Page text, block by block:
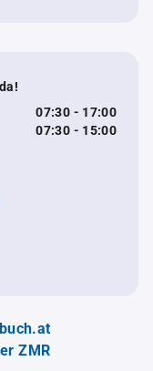
07:30 - 17:00
07:30 - 15:00
ZMR